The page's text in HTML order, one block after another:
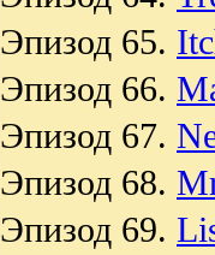
Эпизод 65.
Эпизод 66.
Эпизод 67.
Эпизод 68.
Эпизод 69.